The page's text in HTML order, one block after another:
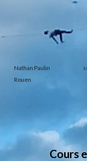
Nathan Paulin se
Rouen
Cours